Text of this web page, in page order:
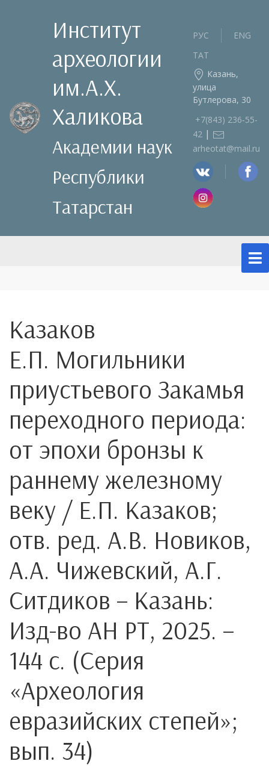
Институт
археологии
им.А.Х.
Халикова
Академии наук
Республики
Татарстан
РУС
ENG
ТАТ
Казань,
улица
Бутлерова, 30
+7(843) 236‑55-
42 |
arheotat@mail.ru
Казаков
Е.П. Могильники
приустьевого Закамья
переходного периода:
от эпохи бронзы к
раннему железному
веку / Е.П. Казаков;
отв. ред. А.В. Новиков,
А.А. Чижевский, А.Г.
Ситдиков – Казань:
Изд-во АН РТ, 2025. –
144 с. (Серия
«Археология
евразийских степей»;
вып. 34)